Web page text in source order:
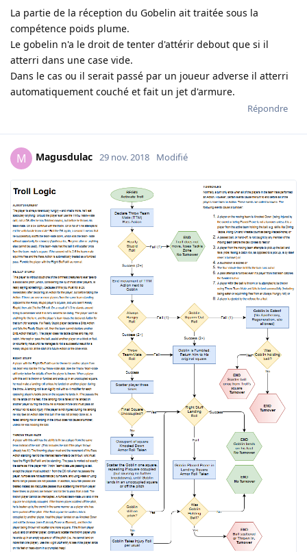
La partie de la réception du Gobelin ait traitée sous la
compétence poids plume.
Le gobelin n'a le droit de tenter d'attérir debout que si il
atterri dans une case vide.
Dans le cas ou il serait passé par un joueur adverse il atterri
automatiquement couché et fait un jet d'armure.
Répondre
M Magusdulac 29 nov. 2018 Modifié